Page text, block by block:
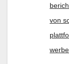
von